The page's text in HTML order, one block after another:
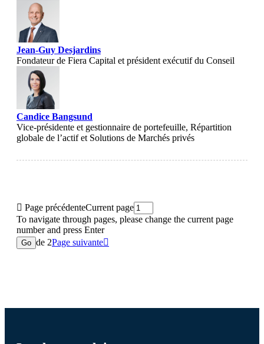
Jean-Guy Desjardins
Fondateur de Fiera Capital et président exécutif du Conseil
Candice Bangsund
Vice-présidente et gestionnaire de portefeuille, Répartition
globale de l’actif et Solutions de Marchés privés
 Page précédenteCurrent page
To navigate through pages, please change the current page
number and press Enter
Go de 2Page suivante